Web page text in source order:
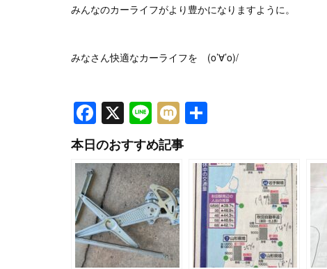
みんなのカーライフがより豊かになりますように。
みなさん快適なカーライフを (o’∀’o)/
Facebook
X LineMixi
本日のおすすめ記事